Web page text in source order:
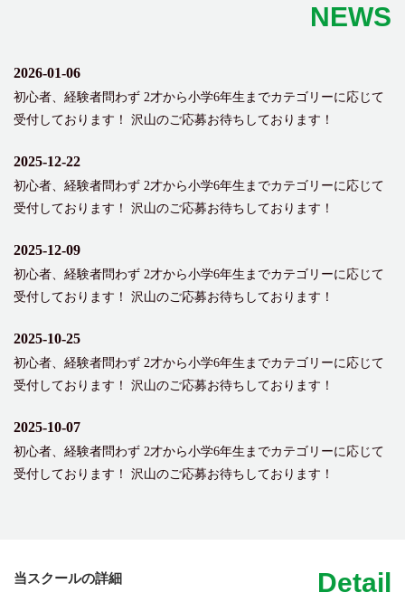
NEWS
2026-01-06
初心者、経験者問わず 2才から小学6年生までカテゴリーに応じて
受付しております！ 沢山のご応募お待ちしております！
2025-12-22
初心者、経験者問わず 2才から小学6年生までカテゴリーに応じて
受付しております！ 沢山のご応募お待ちしております！
2025-12-09
初心者、経験者問わず 2才から小学6年生までカテゴリーに応じて
受付しております！ 沢山のご応募お待ちしております！
2025-10-25
初心者、経験者問わず 2才から小学6年生までカテゴリーに応じて
受付しております！ 沢山のご応募お待ちしております！
2025-10-07
初心者、経験者問わず 2才から小学6年生までカテゴリーに応じて
受付しております！ 沢山のご応募お待ちしております！
当スクールの詳細 Detail